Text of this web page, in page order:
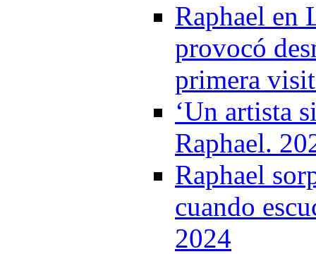
Raphael en
provocó
primera
‘Un artista
Raphael.
Raphael
cuando
2024